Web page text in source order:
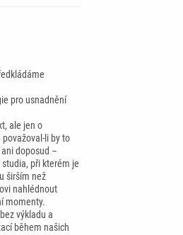
pro usnadnění
ale jen o
li by to
doposud –
při kterém je
širším než
nahlédnout
momenty.
výkladu a
během našich